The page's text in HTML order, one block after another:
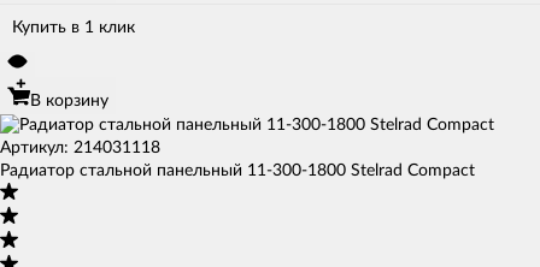
Купить в 1 клик
В корзину
Артикул: 214031118
Радиатор стальной панельный 11-300-1800 Stelrad Compact